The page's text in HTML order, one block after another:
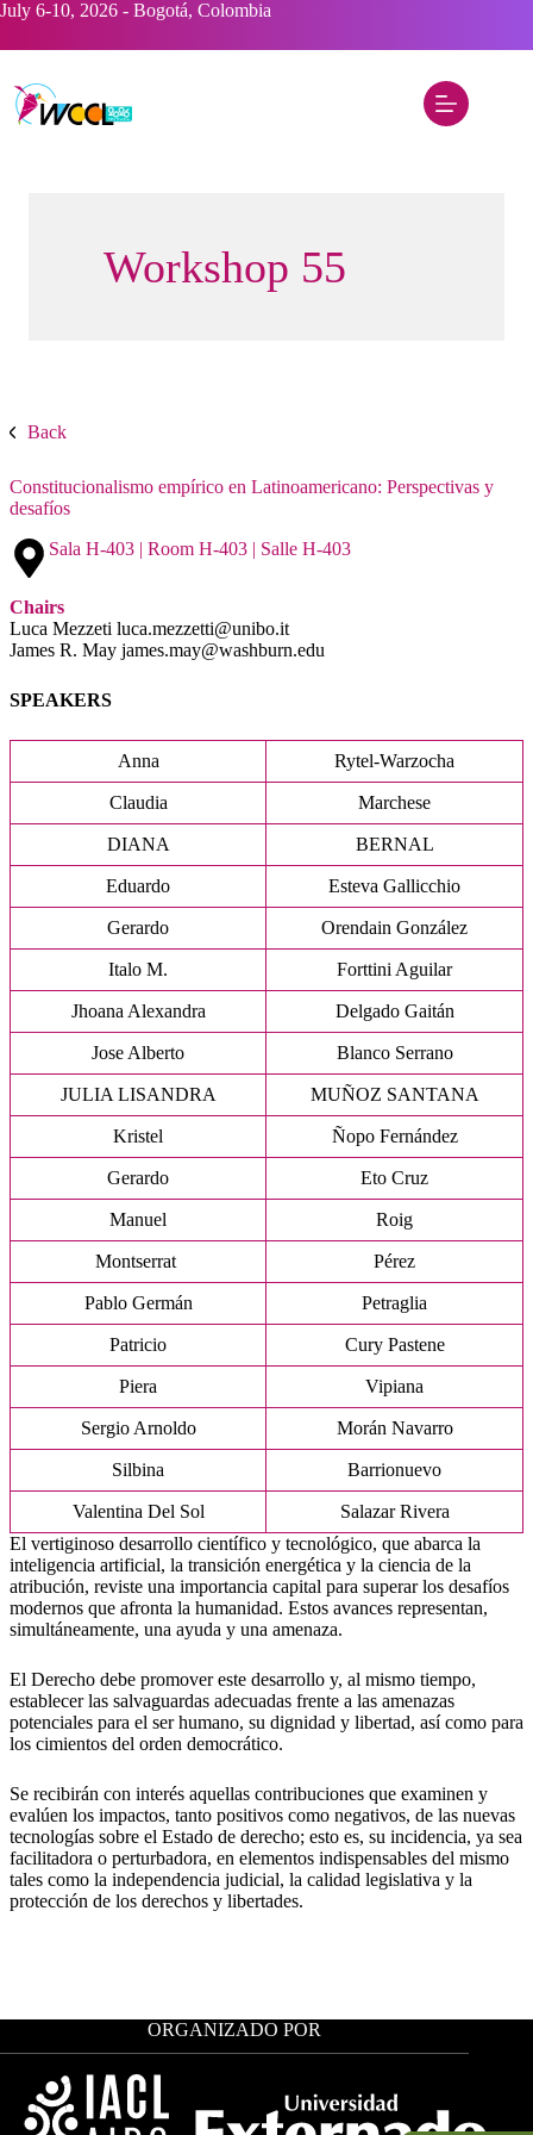
Saltar
contenido
July 6-10, 2026 - Bogotá, Colombia
Workshop 55
Back
Constitucionalismo empírico en Latinoamericano: Perspectivas y
desafíos
Sala H-403 | Room H-403 | Salle H-403
Chairs
Luca Mezzeti luca.mezzetti@unibo.it
James R. May james.may@washburn.edu
SPEAKERS
Anna Rytel-Warzocha
Claudia Marchese
DIANA BERNAL
Eduardo Esteva Gallicchio
Gerardo Orendain González
Italo M. Forttini Aguilar
Jhoana Alexandra Delgado Gaitán
Jose Alberto Blanco Serrano
JULIA LISANDRA MUÑOZ SANTANA
Kristel Ñopo Fernández
Gerardo Eto Cruz
Manuel Roig
Montserrat Pérez
Pablo Germán Petraglia
Patricio Cury Pastene
Piera Vipiana
Sergio Arnoldo Morán Navarro
Silbina Barrionuevo
Valentina Del Sol
Salazar Rivera
El vertiginoso desarrollo científico y tecnológico, que abarca la
inteligencia artificial, la transición energética y la ciencia de la
atribución, reviste una importancia capital para superar los desafíos
modernos que afronta la humanidad. Estos avances representan,
simultáneamente, una ayuda y una amenaza.
El Derecho debe promover este desarrollo y, al mismo tiempo,
establecer las salvaguardas adecuadas frente a las amenazas
potenciales para el ser humano, su dignidad y libertad, así como para
los cimientos del orden democrático.
Se recibirán con interés aquellas contribuciones que examinen y
evalúen los impactos, tanto positivos como negativos, de las nuevas
tecnologías sobre el Estado de derecho; esto es, su incidencia, ya sea
facilitadora o perturbadora, en elementos indispensables del mismo
tales como la independencia judicial, la calidad legislativa y la
protección de los derechos y libertades.
ORGANIZADO POR